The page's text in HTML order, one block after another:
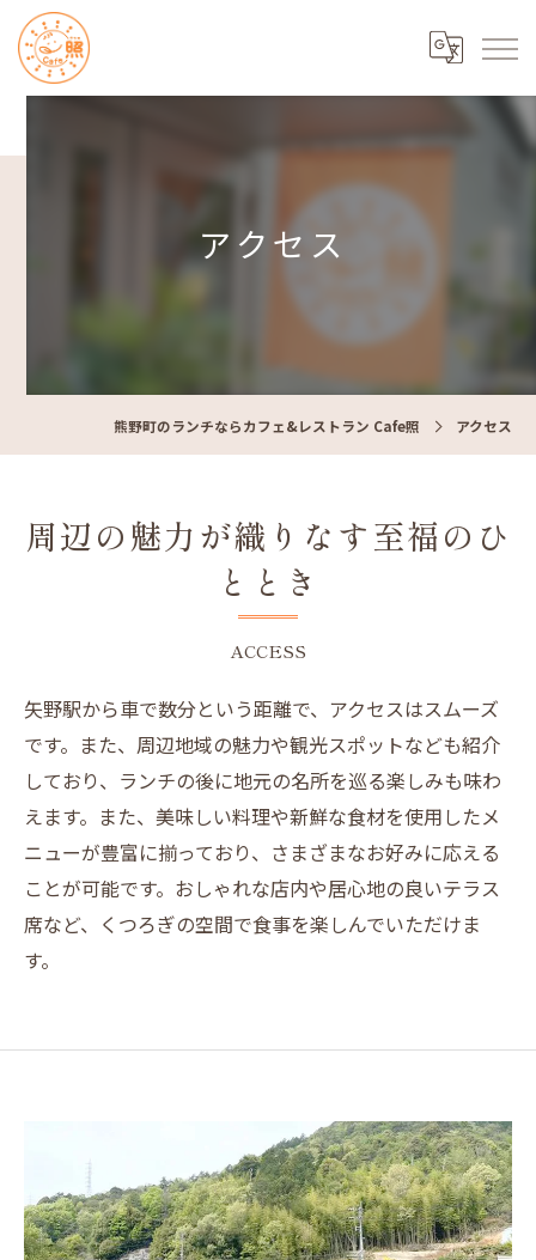
アクセス
熊野町のランチならカフェ&レストラン Cafe照 アクセス
周辺の魅力が織りなす至福のひ
ととき
ACCESS
矢野駅から車で数分という距離で、アクセスはスムーズ
です。また、周辺地域の魅力や観光スポットなども紹介
しており、ランチの後に地元の名所を巡る楽しみも味わ
えます。また、美味しい料理や新鮮な食材を使用したメ
ニューが豊富に揃っており、さまざまなお好みに応える
ことが可能です。おしゃれな店内や居心地の良いテラス
席など、くつろぎの空間で食事を楽しんでいただけま
す。